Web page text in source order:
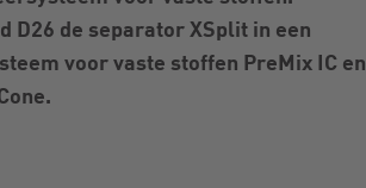
D26 de separator XSplit in een
voor vaste stoffen PreMix IC en